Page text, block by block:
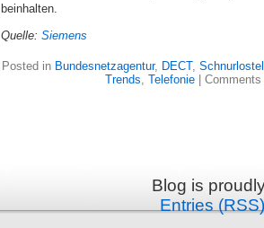
beinhalten.
Quelle: Siemens
Posted in Bundesnetzagentur, DECT,
Trends, Telefonie Comments
Blog is
Entries (RSS)